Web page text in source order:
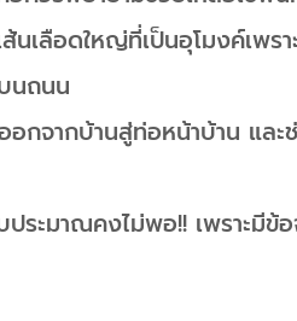
นเลือดใหญ่ที่เป็นอุโมงค์เพรา
นถนน
กจากบ้านสู่ท่อหน้าบ้าน และ
ประมาณคงไม่พอ!! เพราะมีข้